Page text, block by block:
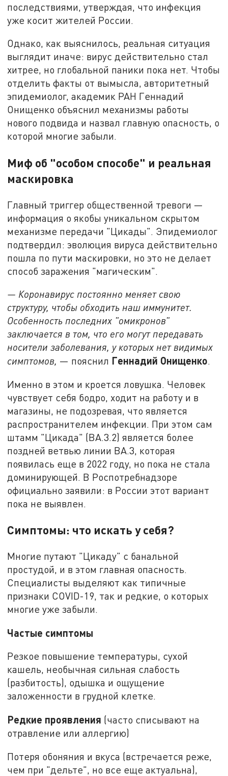
последствиями, утверждая, что инфекция
уже косит жителей России.
Однако, как выяснилось, реальная ситуация
выглядит иначе: вирус действительно стал
хитрее, но глобальной паники пока нет. Чтобы
отделить факты от вымысла, авторитетный
эпидемиолог, академик РАН Геннадий
Онищенко объяснил механизмы работы
нового подвида и назвал главную опасность, о
которой многие забыли.
Миф об "особом способе" и реальная
маскировка
Главный триггер общественной тревоги —
информация о якобы уникальном скрытом
механизме передачи "Цикады". Эпидемиолог
подтвердил: эволюция вируса действительно
пошла по пути маскировки, но это не делает
способ заражения "магическим".
— Коронавирус постоянно меняет свою
структуру, чтобы обходить наш иммунитет.
Особенность последних "омикронов"
заключается в том, что его могут передавать
носители заболевания, у которых нет видимых
симптомов, — пояснил Геннадий Онищенко.
Именно в этом и кроется ловушка. Человек
чувствует себя бодро, ходит на работу и в
магазины, не подозревая, что является
распространителем инфекции. При этом сам
штамм "Цикада" (BA.3.2) является более
поздней ветвью линии BA.3, которая
появилась еще в 2022 году, но пока не стала
доминирующей. В Роспотребнадзоре
официально заявили: в России этот вариант
пока не выявлен.
Симптомы: что искать у себя?
Многие путают "Цикаду" с банальной
простудой, и в этом главная опасность.
Специалисты выделяют как типичные
признаки COVID-19, так и редкие, о которых
многие уже забыли.
Частые симптомы
Резкое повышение температуры, сухой
кашель, необычная сильная слабость
(разбитость), одышка и ощущение
заложенности в грудной клетке.
Редкие проявления (часто списывают на
отравление или аллергию)
Потеря обоняния и вкуса (встречается реже,
чем при "дельте", но все еще актуальна),